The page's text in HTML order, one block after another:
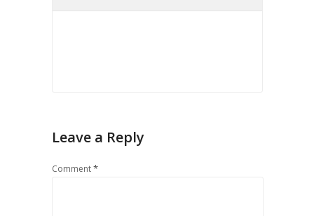
Leave a Reply
Comment*